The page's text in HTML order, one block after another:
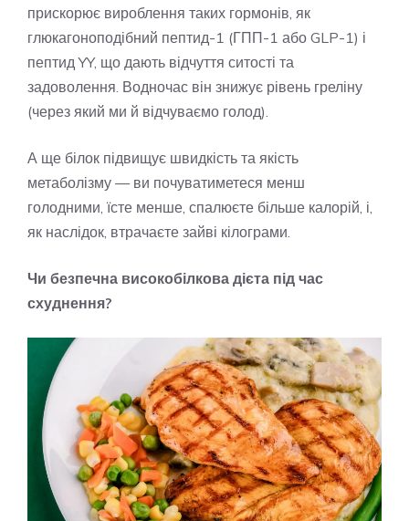
прискорює вироблення таких гормонів, як
глюкагоноподібний пептид-1 (ГПП-1 або GLP-1) і
пептид YY, що дають відчуття ситості та
задоволення. Водночас він знижує рівень греліну
(через який ми й відчуваємо голод).
А ще білок підвищує швидкість та якість
метаболізму — ви почуватиметеся менш
голодними, їсте менше, спалюєте більше калорій, і,
як наслідок, втрачаєте зайві кілограми.
Чи безпечна високобілкова дієта під час
схуднення?